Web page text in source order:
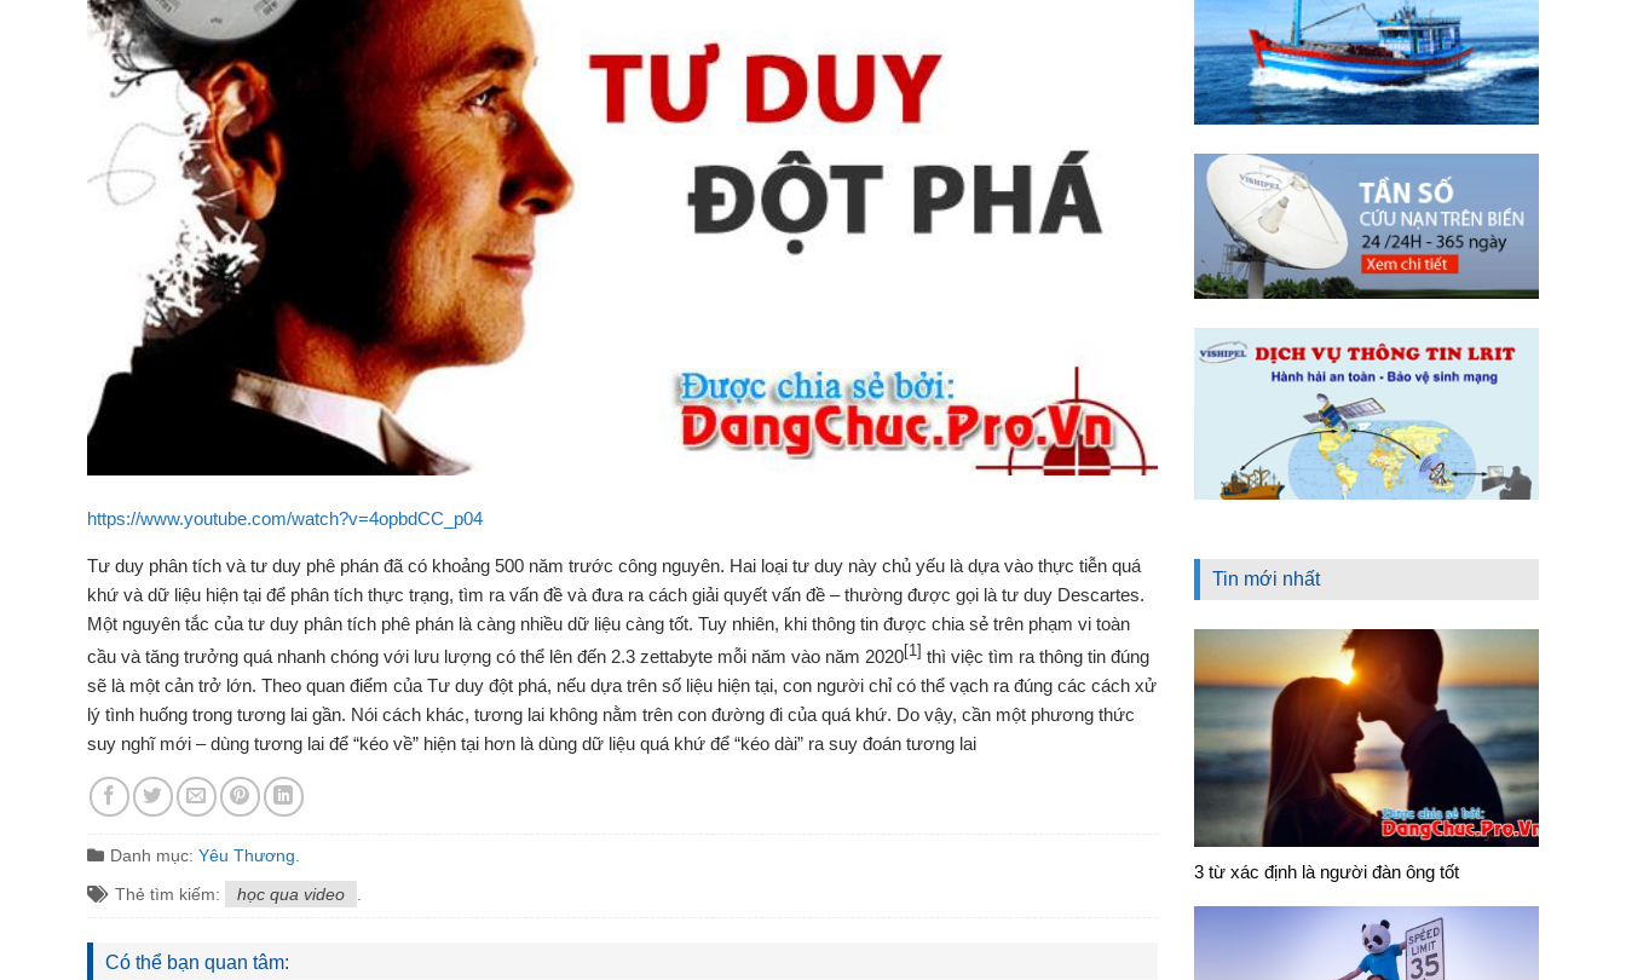
https://www.youtube.com/watch?v=4opbdCC_p04
Tư duy phân tích và tư duy phê phán đã có khoảng 500 năm trước công nguyên. Hai loại tư duy này chủ yếu là dựa vào thực tiễn quá
khứ và dữ liệu hiện tại để phân tích thực trạng, tìm ra vấn đề và đưa ra cách giải quyết vấn đề – thường được gọi là tư duy Descartes.
Một nguyên tắc của tư duy phân tích phê phán là càng nhiều dữ liệu càng tốt. Tuy nhiên, khi thông tin được chia sẻ trên phạm vi toàn
cầu và tăng trưởng quá nhanh chóng với lưu lượng có thể lên đến 2.3 zettabyte mỗi năm vào năm 2020 [1] thì việc tìm ra thông tin đúng
sẽ là một cản trở lớn. Theo quan điểm của Tư duy đột phá, nếu dựa trên số liệu hiện tại, con người chỉ có thể vạch ra đúng các cách xử
lý tình huống trong tương lai gần. Nói cách khác, tương lai không nằm trên con đường đi của quá khứ. Do vậy, cần một phương thức
suy nghĩ mới – dùng tương lai để “kéo về” hiện tại hơn là dùng dữ liệu quá khứ để “kéo dài” ra suy đoán tương lai
Danh mục: Yêu Thương
Thẻ tìm kiếm:
học qua video
Có thể bạn quan tâm:
Tin mới nhất
3 từ xác định là người đàn ông tốt